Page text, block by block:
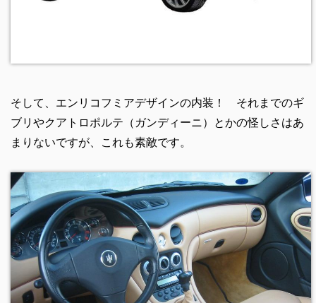
そして、エンリコフミアデザインの内装！ それまでのギ
ブリやクアトロポルテ（ガンディーニ）とかの怪しさはあ
まりないですが、これも素敵です。